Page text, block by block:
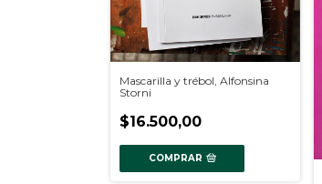
Mascarilla y trébol, Alfonsina
Storni
$16.500,00
COMPRAR